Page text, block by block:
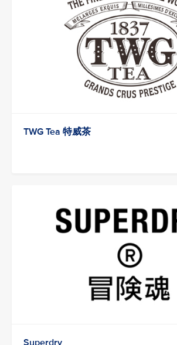
TWG Tea 特威茶